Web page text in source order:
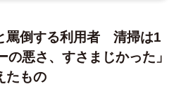
罵倒する利用者 清掃は1
悪さ、すさまじかった」
たもの